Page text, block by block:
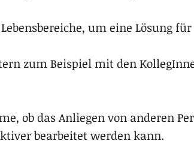
um eine Lösung
zum Beispiel mit den
ob das Anliegen von anderen
bearbeitet werden kann.